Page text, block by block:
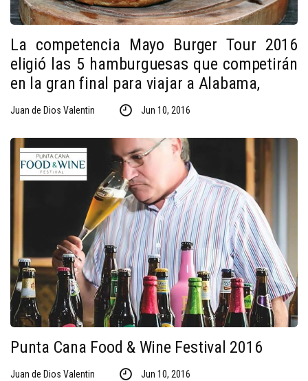
La competencia Mayo Burger Tour 2016
eligió las 5 hamburguesas que competirán
en la gran final para viajar a Alabama,
Juan de Dios Valentin Jun 10, 2016
Punta Cana Food & Wine Festival 2016
Juan de Dios Valentin Jun 10, 2016